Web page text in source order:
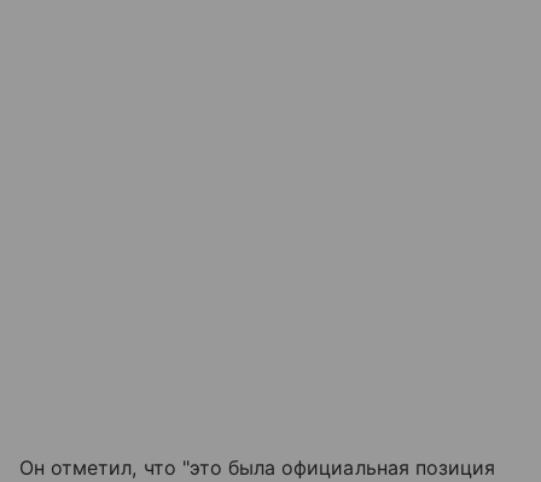
Он отметил, что "это была официальная позиция